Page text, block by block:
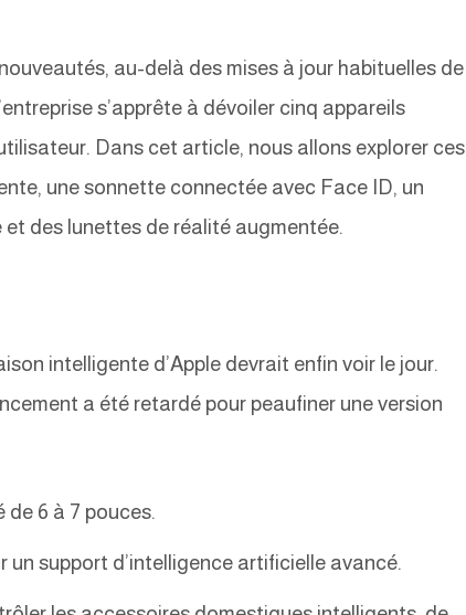
au-delà des mises à jour habituelles de
s’apprête à dévoiler cinq appareils
Dans cet article, nous allons explorer ces
une sonnette connectée avec Face ID, un
et des lunettes de réalité augmentée.
intelligente d’Apple devrait enfin voir le jour.
a été retardé pour peaufiner une version
de 6 à 7 pouces.
un support d’intelligence artificielle avancé.